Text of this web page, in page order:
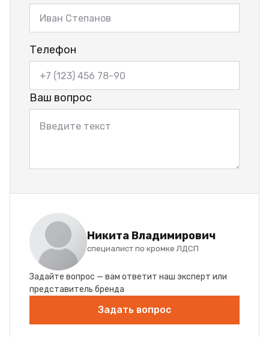
Телефон
Ваш вопрос
Никита Владимирович
специалист по кромке ЛДСП
Задайте вопрос — вам ответит наш эксперт или
представитель бренда
Задать вопрос